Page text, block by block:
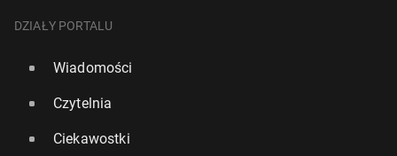
DZIAŁY PORTALU
Wiadomości
Czytelnia
Ciekawostki